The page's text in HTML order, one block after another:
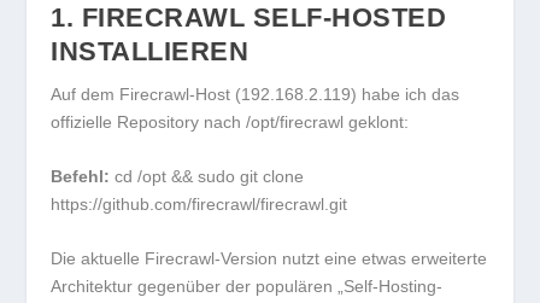
1. FIRECRAWL SELF-HOSTED
INSTALLIEREN
Auf dem Firecrawl-Host (192.168.2.119) habe ich das
offizielle Repository nach/opt/firecrawl geklont:
Befehl: cd /opt && sudo git clone
https://github.com/firecrawl/firecrawl.git
Die aktuelle Firecrawl-Version nutzt eine etwas erweiterte
Architektur gegenüber der populären „Self-Hosting-